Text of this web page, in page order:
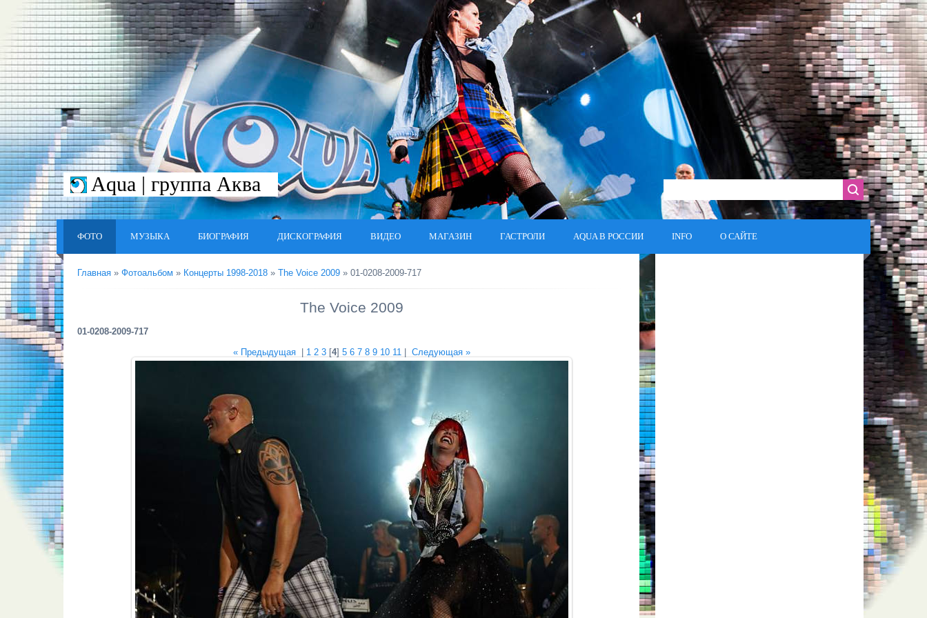
Aqua | группа Аква
ФОТО МУЗЫКА БИОГРАФИЯ ДИСКОГРАФИЯ ВИДЕО МАГАЗИН ГАСТРОЛИ AQUA В РОССИИ INFO О САЙТЕ
Главная » Фотоальбом » Концерты 1998-2018 » The Voice 2009 » 01-0208-2009-717
The Voice 2009
01-0208-2009-717
« Предыдущая| 1 2 3[4] 5 6 7 8 9 10 11| Следующая »